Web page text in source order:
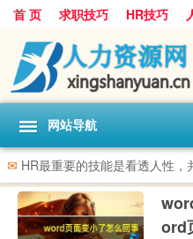
首 页 求职技巧 HR技巧
网站导航
✉ HR最重要的技能是看透人性
ord